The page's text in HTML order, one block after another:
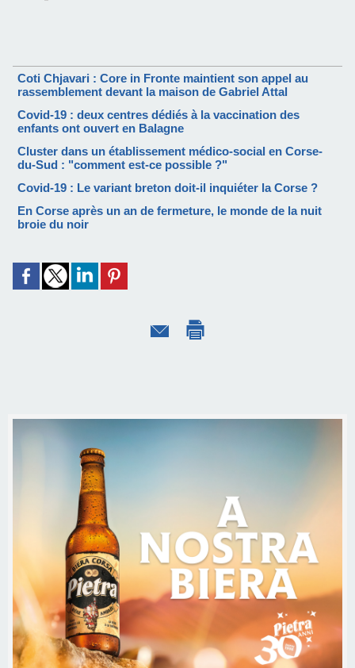
Coti Chjavari : Core in Fronte maintient son appel au
rassemblement devant la maison de Gabriel Attal
Covid-19 : deux centres dédiés à la vaccination des
enfants ont ouvert en Balagne
Cluster dans un établissement médico-social en Corse-
du-Sud : "comment est-ce possible ?"
Covid-19 : Le variant breton doit-il inquiéter la Corse ?
En Corse après un an de fermeture, le monde de la nuit
broie du noir